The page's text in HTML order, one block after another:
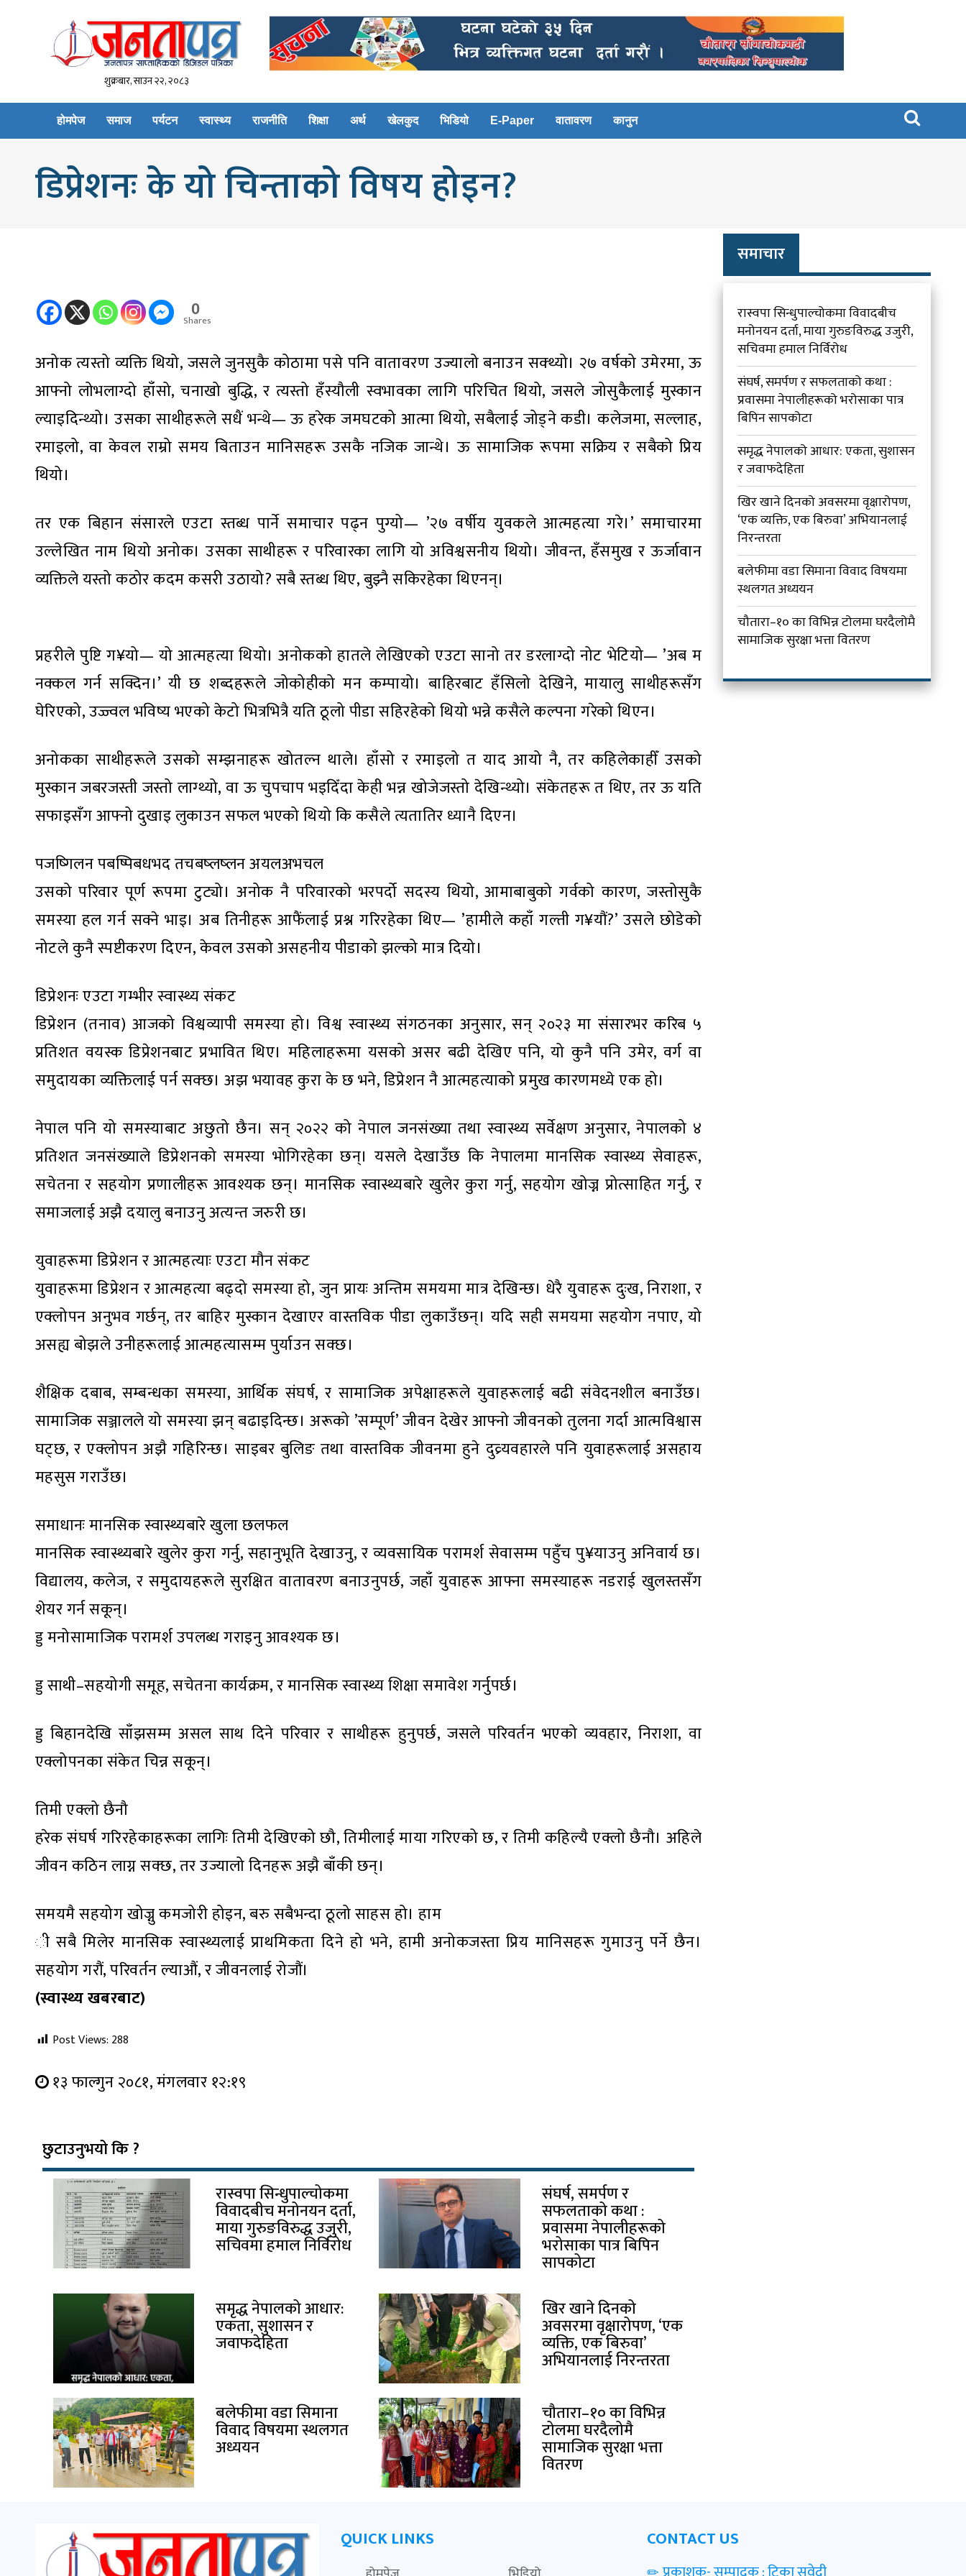
शुक्रबार, साउन २२, २०८३
होमपेज समाज पर्यटन स्वास्थ्य राजनीति शिक्षा अर्थ खेलकुद भिडियो E-Paper वातावरण कानुन 
डिप्रेशनः के यो चिन्ताको विषय होइन?
0
Shares
अनोक त्यस्तो व्यक्ति थियो, जसले जुनसुकै कोठामा पसे पनि वातावरण उज्यालो बनाउन सक्थ्यो। २७ वर्षको उमेरमा, ऊ
आफ्नो लोभलाग्दो हाँसो, चनाखो बुद्धि, र त्यस्तो हँस्यौली स्वभावका लागि परिचित थियो, जसले जोसुकैलाई मुस्कान
ल्याइदिन्थ्यो। उसका साथीहरूले सधैं भन्थे— ऊ हरेक जमघटको आत्मा थियो, सबैलाई जोड्ने कडी। कलेजमा, सल्लाह,
रमाइलो, वा केवल राम्रो समय बिताउन मानिसहरू उसकै नजिक जान्थे। ऊ सामाजिक रूपमा सक्रिय र सबैको प्रिय
थियो।
तर एक बिहान संसारले एउटा स्तब्ध पार्ने समाचार पढ्न पुग्यो— ’२७ वर्षीय युवकले आत्महत्या गरे।’ समाचारमा
उल्लेखित नाम थियो अनोक। उसका साथीहरू र परिवारका लागि यो अविश्वसनीय थियो। जीवन्त, हँसमुख र ऊर्जावान
व्यक्तिले यस्तो कठोर कदम कसरी उठायो? सबै स्तब्ध थिए, बुझ्नै सकिरहेका थिएनन्।
प्रहरीले पुष्टि ग¥यो— यो आत्महत्या थियो। अनोकको हातले लेखिएको एउटा सानो तर डरलाग्दो नोट भेटियो— ’अब म
नक्कल गर्न सक्दिन।’ यी छ शब्दहरूले जोकोहीको मन कम्पायो। बाहिरबाट हँसिलो देखिने, मायालु साथीहरूसँग
घेरिएको, उज्ज्वल भविष्य भएको केटो भित्रभित्रै यति ठूलो पीडा सहिरहेको थियो भन्ने कसैले कल्पना गरेको थिएन।
अनोकका साथीहरूले उसको सम्झनाहरू खोतल्न थाले। हाँसो र रमाइलो त याद आयो नै, तर कहिलेकाहीँ उसको
मुस्कान जबरजस्ती जस्तो लाग्थ्यो, वा ऊ चुपचाप भइदिँदा केही भन्न खोजेजस्तो देखिन्थ्यो। संकेतहरू त थिए, तर ऊ यति
सफाइसँग आफ्नो दुखाइ लुकाउन सफल भएको थियो कि कसैले त्यतातिर ध्यानै दिएन।
पजष्गिलन पबष्पिबधभद तचबष्लष्लन अयलअभचल
उसको परिवार पूर्ण रूपमा टुट्यो। अनोक नै परिवारको भरपर्दो सदस्य थियो, आमाबाबुको गर्वको कारण, जस्तोसुकै
समस्या हल गर्न सक्ने भाइ। अब तिनीहरू आफैंलाई प्रश्न गरिरहेका थिए— ’हामीले कहाँ गल्ती ग¥यौं?’ उसले छोडेको
नोटले कुनै स्पष्टीकरण दिएन, केवल उसको असहनीय पीडाको झल्को मात्र दियो।
डिप्रेशनः एउटा गम्भीर स्वास्थ्य संकट
डिप्रेशन (तनाव) आजको विश्वव्यापी समस्या हो। विश्व स्वास्थ्य संगठनका अनुसार, सन् २०२३ मा संसारभर करिब ५
प्रतिशत वयस्क डिप्रेशनबाट प्रभावित थिए। महिलाहरूमा यसको असर बढी देखिए पनि, यो कुनै पनि उमेर, वर्ग वा
समुदायका व्यक्तिलाई पर्न सक्छ। अझ भयावह कुरा के छ भने, डिप्रेशन नै आत्महत्याको प्रमुख कारणमध्ये एक हो।
नेपाल पनि यो समस्याबाट अछुतो छैन। सन् २०२२ को नेपाल जनसंख्या तथा स्वास्थ्य सर्वेक्षण अनुसार, नेपालको ४
प्रतिशत जनसंख्याले डिप्रेशनको समस्या भोगिरहेका छन्। यसले देखाउँछ कि नेपालमा मानसिक स्वास्थ्य सेवाहरू,
सचेतना र सहयोग प्रणालीहरू आवश्यक छन्। मानसिक स्वास्थ्यबारे खुलेर कुरा गर्नु, सहयोग खोज्न प्रोत्साहित गर्नु, र
समाजलाई अझै दयालु बनाउनु अत्यन्त जरुरी छ।
युवाहरूमा डिप्रेशन र आत्महत्याः एउटा मौन संकट
युवाहरूमा डिप्रेशन र आत्महत्या बढ्दो समस्या हो, जुन प्रायः अन्तिम समयमा मात्र देखिन्छ। धेरै युवाहरू दुःख, निराशा, र
एक्लोपन अनुभव गर्छन्, तर बाहिर मुस्कान देखाएर वास्तविक पीडा लुकाउँछन्। यदि सही समयमा सहयोग नपाए, यो
असह्य बोझले उनीहरूलाई आत्महत्यासम्म पुर्याउन सक्छ।
शैक्षिक दबाब, सम्बन्धका समस्या, आर्थिक संघर्ष, र सामाजिक अपेक्षाहरूले युवाहरूलाई बढी संवेदनशील बनाउँछ।
सामाजिक सञ्जालले यो समस्या झन् बढाइदिन्छ। अरूको ’सम्पूर्ण’ जीवन देखेर आफ्नो जीवनको तुलना गर्दा आत्मविश्वास
घट्छ, र एक्लोपन अझै गहिरिन्छ। साइबर बुलिङ तथा वास्तविक जीवनमा हुने दुव्र्यवहारले पनि युवाहरूलाई असहाय
महसुस गराउँछ।
समाधानः मानसिक स्वास्थ्यबारे खुला छलफल
मानसिक स्वास्थ्यबारे खुलेर कुरा गर्नु, सहानुभूति देखाउनु, र व्यवसायिक परामर्श सेवासम्म पहुँच पु¥याउनु अनिवार्य छ।
विद्यालय, कलेज, र समुदायहरूले सुरक्षित वातावरण बनाउनुपर्छ, जहाँ युवाहरू आफ्ना समस्याहरू नडराई खुलस्तसँग
शेयर गर्न सकून्।
ड्ड मनोसामाजिक परामर्श उपलब्ध गराइनु आवश्यक छ।
ड्ड साथी–सहयोगी समूह, सचेतना कार्यक्रम, र मानसिक स्वास्थ्य शिक्षा समावेश गर्नुपर्छ।
ड्ड बिहानदेखि साँझसम्म असल साथ दिने परिवार र साथीहरू हुनुपर्छ, जसले परिवर्तन भएको व्यवहार, निराशा, वा
एक्लोपनका संकेत चिन्न सकून्।
तिमी एक्लो छैनौ
हरेक संघर्ष गरिरहेकाहरूका लागिः तिमी देखिएको छौ, तिमीलाई माया गरिएको छ, र तिमी कहिल्यै एक्लो छैनौ। अहिले
जीवन कठिन लाग्न सक्छ, तर उज्यालो दिनहरू अझै बाँकी छन्।
समयमै सहयोग खोज्नु कमजोरी होइन, बरु सबैभन्दा ठूलो साहस हो। हाम
ी सबै मिलेर मानसिक स्वास्थ्यलाई प्राथमिकता दिने हो भने, हामी अनोकजस्ता प्रिय मानिसहरू गुमाउनु पर्ने छैन।
सहयोग गरौं, परिवर्तन ल्याऔं, र जीवनलाई रोजौं।
(स्वास्थ्य खबरबाट)
Post Views: 288
१३ फाल्गुन २०८१, मंगलवार १२:१९
छुटाउनुभयो कि ?
रास्वपा सिन्धुपाल्चोकमा
विवादबीच मनोनयन दर्ता,
माया गुरुङविरुद्ध उजुरी,
सचिवमा हमाल निर्विरोध
संघर्ष, समर्पण र
सफलताको कथा :
प्रवासमा नेपालीहरूको
भरोसाका पात्र बिपिन
सापकोटा
समृद्ध नेपालको आधार:
एकता, सुशासन र
जवाफदेहिता
खिर खाने दिनको
अवसरमा वृक्षारोपण, ‘एक
व्यक्ति, एक बिरुवा’
अभियानलाई निरन्तरता
बलेफीमा वडा सिमाना
विवाद विषयमा स्थलगत
अध्ययन
चौतारा–१० का विभिन्न
टोलमा घरदैलोमै
सामाजिक सुरक्षा भत्ता
वितरण
समाचार
रास्वपा सिन्धुपाल्चोकमा विवादबीच
मनोनयन दर्ता, माया गुरुङविरुद्ध उजुरी,
सचिवमा हमाल निर्विरोध
संघर्ष, समर्पण र सफलताको कथा :
प्रवासमा नेपालीहरूको भरोसाका पात्र
बिपिन सापकोटा
समृद्ध नेपालको आधार: एकता, सुशासन
र जवाफदेहिता
खिर खाने दिनको अवसरमा वृक्षारोपण,
‘एक व्यक्ति, एक बिरुवा’ अभियानलाई
निरन्तरता
बलेफीमा वडा सिमाना विवाद विषयमा
स्थलगत अध्ययन
चौतारा–१० का विभिन्न टोलमा घरदैलोमै
सामाजिक सुरक्षा भत्ता वितरण
QUICK LINKS CONTACT US